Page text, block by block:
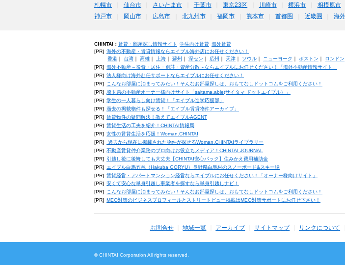
札幌市 仙台市 さいたま市 千葉市 東京23区 川崎市 横浜市 相模原市
神戸市
岡山市 広島市 北九州市 福岡市 熊本市 首都圏 近畿圏 海外
CHINTAI： 賃貸・部屋探し情報サイト 学生向け賃貸 海外賃貸
[PR] 海外の不動産・賃貸情報ならエイブル海外店にお任せください！
香港｜ 台湾｜ 高雄｜ 上海｜ 蘇州 ｜ 深セン ｜ 広州 ｜ 天津｜ ソウル｜ ニューヨーク ｜ ボストン ｜ ロンドン
[PR] 海外不動産～投資・居住・別荘・資産分散～ならエイブルにお任せください！「海外不動産情報サイト」
[PR] 法人様向け海外赴任サポートならエイブルにお任せください！
[PR]
こんなお部屋に泊まってみたい！そんなお部屋探しは、おもてなしドットコムをご利用ください！
[PR] 埼玉県の不動産オーナー様向けサイト「saitama.able(サイタマ ドットエイブル）」
[PR] 学生の一人暮らし向け賃貸！「エイブル進学応援部」
[PR] 過去の掲載物件も探せる！「エイブル賃貸物件アーカイブ」
[PR] 賃貸物件の疑問解決！教えてエイブルAGENT
[PR] 賃貸生活の工夫を紹介！CHINTAI情報局
[PR] 女性の賃貸生活を応援！Woman.CHINTAI
[PR]
過去から現在に掲載された物件が探せるWoman.CHINTAIライブラリー
[PR] 不動産賃貸仲介業務のプロ向けお役立ちメディア！CHINTAI JOURNAL
[PR]
引越し後に後悔しても大丈夫【CHINTAI安心パック】住みかえ費用補助金
[PR]
エイブル白馬五竜（Hakuba GORYU）長野県白馬村のスノーボード&スキー場
[PR] 賃貸経営・アパートマンション経営ならエイブルにお任せください！「オーナー様向けサイト」
[PR] 安くて安心な単身引越し事業者を探すなら単身引越しナビ！
[PR]
こんなお部屋に泊まってみたい！そんなお部屋探しは、おもてなしドットコムをご利用ください！
[PR]
MEO対策のビジネスプロフィールとストリートビュー掲載はMEO対策サポートにお任せ下さい！
お問合せ 地域一覧 アーカイブ サイトマップ リンクについて
© CHINTAI Corporation All rights reserved.